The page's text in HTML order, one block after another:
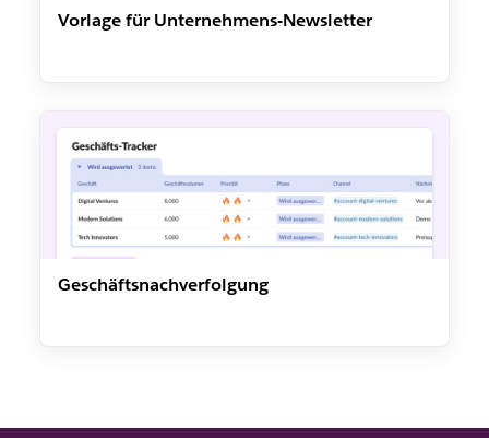
Vorlage für Unternehmens-Newsletter
Geschäftsnachverfolgung